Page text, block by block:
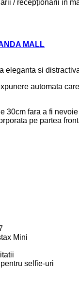
MALL
eleganta si
automata
30cm fara a fi
pe partea
Mini
selfie-uri